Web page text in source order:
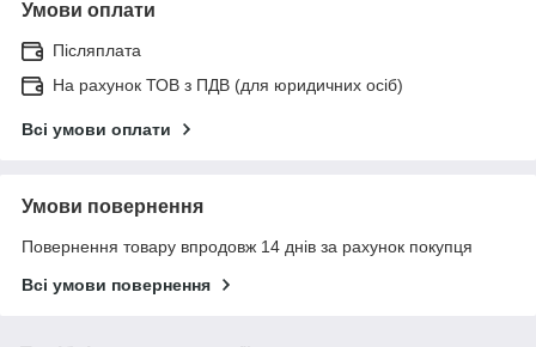
Умови оплати
Післяплата
На рахунок ТОВ з ПДВ (для юридичних осіб)
Всі умови оплати
Умови повернення
Повернення товару впродовж 14 днів за рахунок покупця
Всі умови повернення